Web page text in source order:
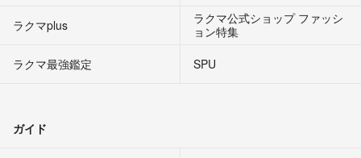
ラクマplus
ラクマ公式ショップ ファッシ
ョン特集
ラクマ最強鑑定
SPU
ガイド